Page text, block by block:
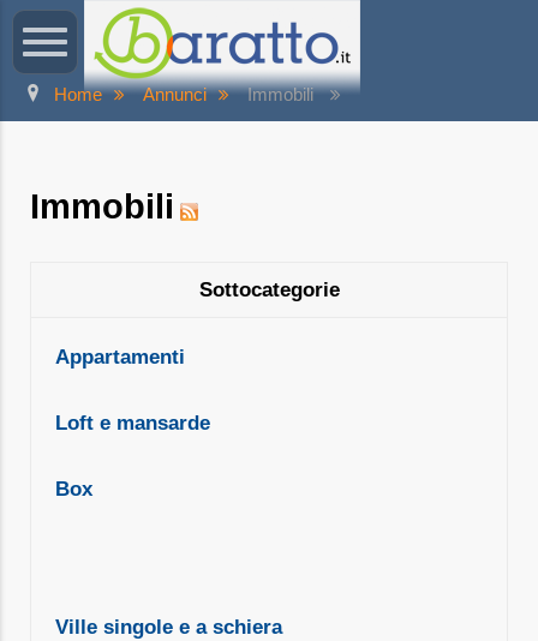
Home Annunci Immobili
Immobili
Sottocategorie
Appartamenti
Loft e mansarde
Box
Ville singole e a schiera